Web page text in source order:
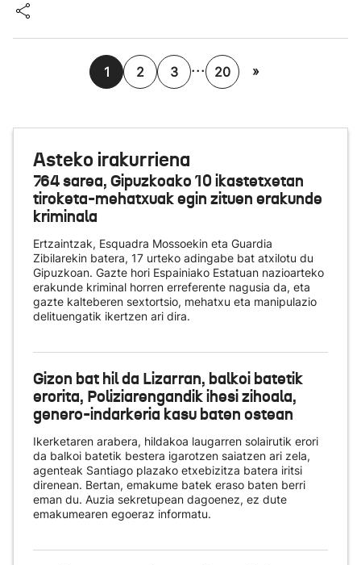
1 2 3 ... 20 »
Asteko irakurriena
764 sarea, Gipuzkoako 10 ikastetxetan
tiroketa-mehatxuak egin zituen erakunde
kriminala
Ertzaintzak, Esquadra Mossoekin eta Guardia
Zibilarekin batera, 17 urteko adingabe bat atxilotu du
Gipuzkoan. Gazte hori Espainiako Estatuan nazioarteko
erakunde kriminal horren erreferente nagusia da, eta
gazte kalteberen sextortsio, mehatxu eta manipulazio
delituengatik ikertzen ari dira.
Gizon bat hil da Lizarran, balkoi batetik
erorita, Poliziarengandik ihesi zihoala,
genero-indarkeria kasu baten ostean
Ikerketaren arabera, hildakoa laugarren solairutik erori
da balkoi batetik bestera igarotzen saiatzen ari zela,
agenteak Santiago plazako etxebizitza batera iritsi
direnean. Bertan, emakume batek eraso baten berri
eman du. Auzia sekretupean dagoenez, ez dute
emakumearen egoeraz informatu.